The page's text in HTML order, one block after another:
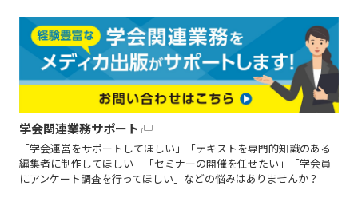
学会関連業務サポート
「学会運営をサポートしてほしい」「テキストを専門的知識のある
編集者に制作してほしい」「セミナーの開催を任せたい」「学会員
にアンケート調査を行ってほしい」などの悩みはありませんか？